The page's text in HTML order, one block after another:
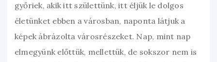
győriek, akik itt születtünk, itt éljük le dolgos
életünket ebben a városban, naponta látjuk a
képek ábrázolta városrészeket. Nap, mint nap
elmegyünk előttük, mellettük, de sokszor nem is